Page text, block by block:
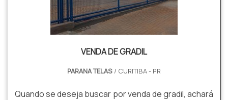
VENDA DE GRADIL
PARANA TELAS / CURITIBA - PR
Quando se deseja buscar por venda de gradil, achará